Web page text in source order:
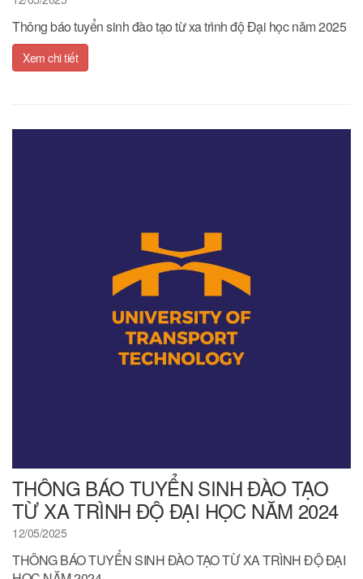
Thông báo tuyển sinh đào tạo từ xa trình độ Đại học năm 2025
Xem chi tiết
THÔNG BÁO TUYỂN SINH ĐÀO TẠO
TỪ XA TRÌNH ĐỘ ĐẠI HỌC NĂM 2024
12/05/2025
THÔNG BÁO TUYỂN SINH ĐÀO TẠO TỪ XA TRÌNH ĐỘ ĐẠI